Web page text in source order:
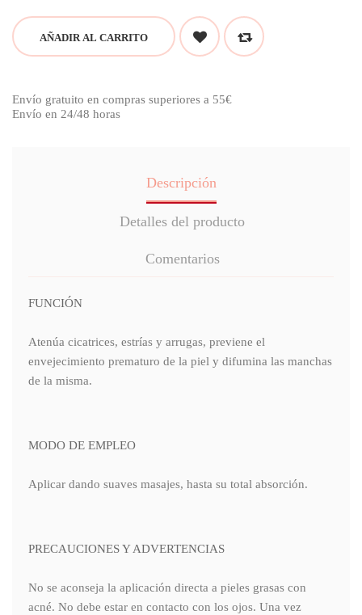
AÑADIR AL CARRITO
Envío gratuito en compras superiores a 55€
Envío en 24/48 horas
Descripción
Detalles del producto
Comentarios
FUNCIÓN
Atenúa cicatrices, estrías y arrugas, previene el
envejecimiento prematuro de la piel y difumina las manchas
de la misma.
MODO DE EMPLEO
Aplicar dando suaves masajes, hasta su total absorción.
PRECAUCIONES Y ADVERTENCIAS
No se aconseja la aplicación directa a pieles grasas con
acné. No debe estar en contacto con los ojos. Una vez